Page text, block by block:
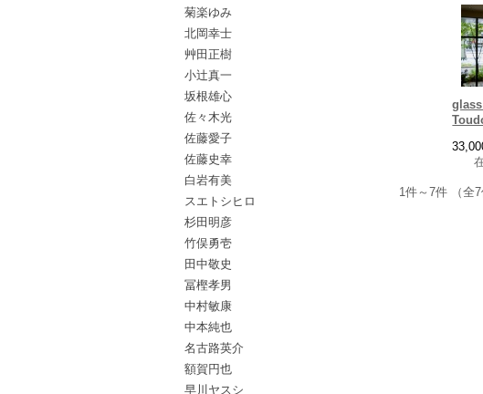
菊楽ゆみ
北岡幸士
艸田正樹
小辻真一
坂根雄心
佐々木光
佐藤愛子
佐藤史幸
白岩有美
スエトシヒロ
杉田明彦
竹俣勇壱
田中敬史
冨樫孝男
中村敏康
中本純也
名古路英介
額賀円也
早川ヤスシ
1件～7件 （全7